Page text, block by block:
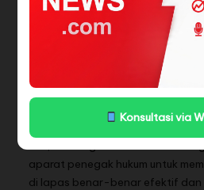
Konsultasi via
“Kami mendukung penuh
petugas lapas dan pejabat Ditjen
menyalahgunakan jabatan. Jika
dipecat dan diserahkan ke pihak
secara pidana,” tegasnya.
aparat penegak hukum untuk
di lapas benar-benar efektif dan